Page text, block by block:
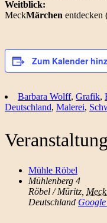
Weitblick:
MeckMärchen entdecken
Zum Kalender
Barbara Wolff, Grafik,
Deutschland, Malerei,
Mühle Röbel
Mühlenberg 4
Röbel / Müritz
Deutschland